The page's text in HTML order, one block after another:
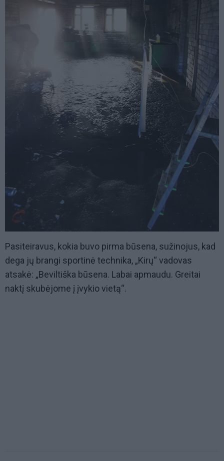
Pasiteiravus, kokia buvo pirma būsena, sužinojus, kad
dega jų brangi sportinė technika, „Kirų“ vadovas
atsakė: „Beviltiška būsena. Labai apmaudu. Greitai
naktį skubėjome į įvykio vietą“.